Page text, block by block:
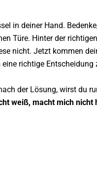
in deiner Hand.
Türe. Hinter der
nicht. Jetzt kommen
richtige Entscheidung
der Lösung, wirst du
weiß, macht mich nicht